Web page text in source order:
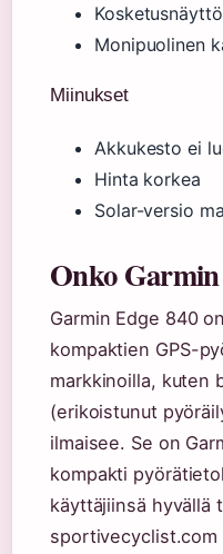
Monipuolinen
Miinukset
Akkukesto ei
Hinta korkea
Solar-versio
Onko Garmin
Garmin Edge 840
kompaktien GPS-
markkinoilla, kuten
(erikoistunut
ilmaisee. Se on
kompakti
käyttäjiinsä hyvällä
sportivecyclist.com